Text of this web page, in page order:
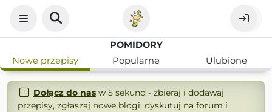
POMIDORY
Nowe przepisy
Popularne Ulubione
Dołącz do nasw 5 sekund - zbieraj i dodawaj
przepisy, zgłaszaj nowe blogi, dyskutuj na forum i